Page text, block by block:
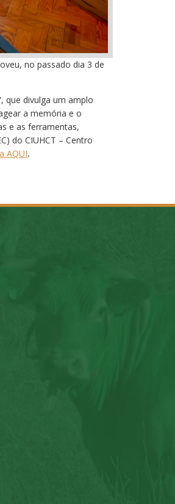
no passado dia 3 de
que divulga um amplo
a memória e o
e as ferramentas,
do CIUHCT – Centro
AQUI.